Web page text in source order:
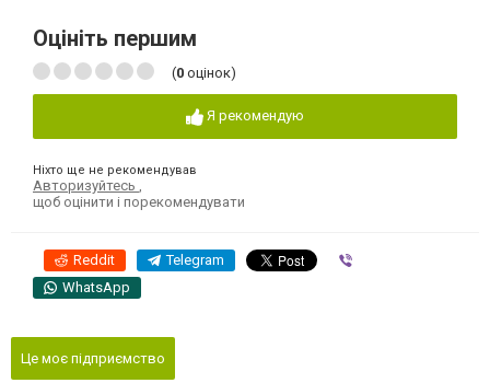
Оцініть першим
(0 оцінок)
Я рекомендую
Ніхто ще не рекомендував
Авторизуйтесь
щоб оцінити і порекомендувати
Reddit Telegram
WhatsApp
Це моє підприємство